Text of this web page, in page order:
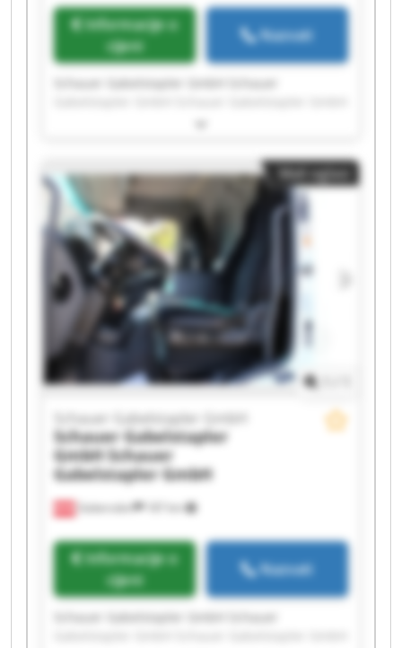
Informacije o
cijeni
Nazvati
Schauer Gabelstapler GmbH Schauer
Schauer Gabelstapler GmbH Schauer
Schauer Gabelstapler GmbH Schauer
Gabelstapler GmbH Schauer Gabelstapler GmbH
Schauer Gabelstapler GmbH Schauer
Gabelstapler GmbH Schauer Gabelstapler GmbH
Schauer Gabelstapler GmbH Schauer
Gabelstapler GmbH Schauer Gabelstapler GmbH
Schauer Gabelstapler GmbH Schauer
Gabelstapler GmbH Schauer Gabelstapler GmbH
Schauer Gabelstapler GmbH Schauer
Gabelstapler GmbH
Mali oglasi
Gabersdorf 187 km
Schauer Gabelstapler GmbH
Schauer Gabelstapler
GmbH Schauer
Gabelstapler GmbH
Informacije o
cijeni
Nazvati
Schauer Gabelstapler GmbH Schauer